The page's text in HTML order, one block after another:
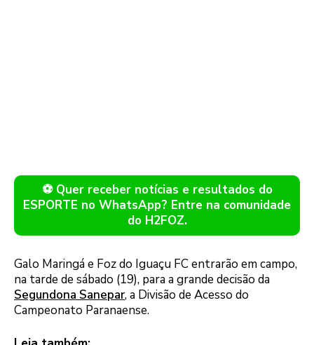
⚽ Quer receber notícias e resultados do
ESPORTE no WhatsApp? Entre na comunidade
do H2FOZ.
Galo Maringá e Foz do Iguaçu FC entrarão em campo,
na tarde de sábado (19), para a grande decisão da
Segundona Sanepar, a Divisão de Acesso do
Campeonato Paranaense.